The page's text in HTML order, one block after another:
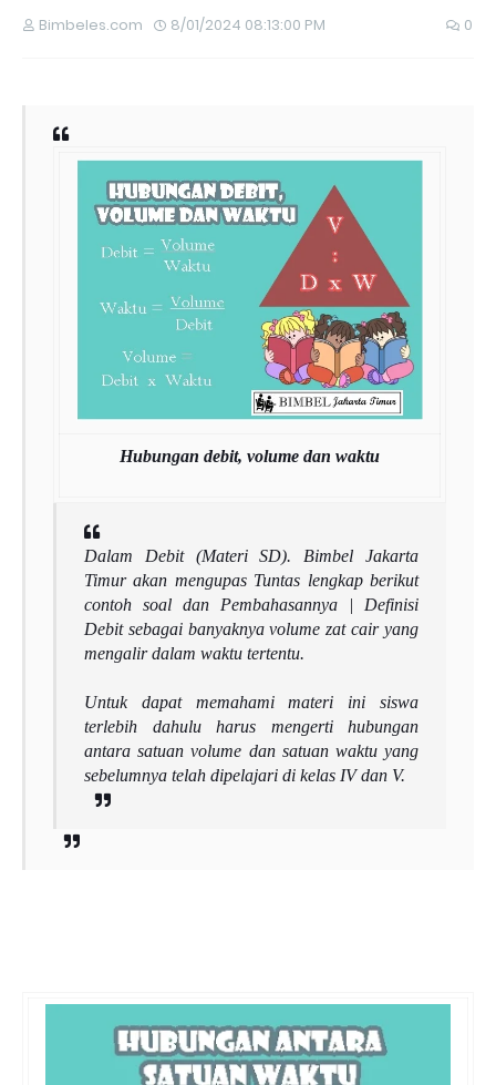
Bimbeles.com 8/01/2024 08:13:00 PM 0
Hubungan debit, volume dan waktu
Dalam Debit (Materi SD). Bimbel Jakarta
Timur akan mengupas Tuntas lengkap berikut
contoh soal dan Pembahasannya | Definisi
Debit sebagai banyaknya volume zat cair yang
mengalir dalam waktu tertentu.
Untuk dapat memahami materi ini siswa
terlebih dahulu harus mengerti hubungan
antara satuan volume dan satuan waktu yang
sebelumnya telah dipelajari di kelas IV dan V.